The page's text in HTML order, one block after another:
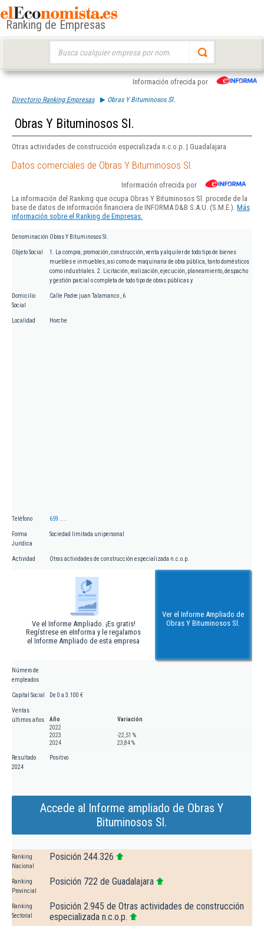
Ranking de Empresas
Información ofrecida por
Directorio Ranking Empresas Obras Y Bituminosos Sl.
Obras Y Bituminosos Sl.
Otras actividades de construcción especializada n.c.o.p. | Guadalajara
Datos comerciales de Obras Y Bituminosos Sl.
Información ofrecida por
La información del Ranking que ocupa Obras Y Bituminosos Sl. procede de la
base de datos de información financiera de INFORMA D&B S.A.U. (S.M.E.). Más
información sobre el Ranking de Empresas.
Denominación Obras Y Bituminosos Sl.
Objeto Social
1. La compra, promoción, construcción, venta y alquiler de todo tipo de bienes
muebles e inmuebles, asi como de maquinaria de obra pública, tanto domésticos
como industriales. 2. Licitación, realización, ejecución, planeamiento, despacho
y gestión parcial o completa de todo tipo de obras públicas y
Domicilio
Social
Calle Padre juan Talamanco , 6
Localidad Horche
Teléfono 659.....
Forma
Jurídica
Sociedad limitada unipersonal
Actividad Otras actividades de construcción especializada n.c.o.p.
Ve el Informe Ampliado. ¡Es gratis!
Regístrese en eInforma y le regalamos
el Informe Ampliado de esta empresa
Ver el Informe Ampliado de
Obras Y Bituminosos Sl.
Número de
empleados
Capital Social De 0 a 3.100 €
Ventas
últimos años
Año
Variación
2022
2023
-22,51 %
2024
23,84 %
Resultado
2024
Positivo
Accede al Informe ampliado de Obras Y
Bituminosos Sl.
Ranking
Nacional
Posición 244.326
Ranking
Provincial
Posición 722 de Guadalajara
Ranking
Sectorial
Posición 2.945 de Otras actividades de construcción
especializada n.c.o.p.